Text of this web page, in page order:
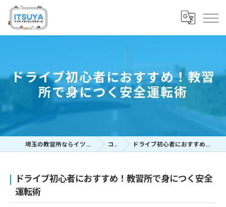
ドライブ初心者におすすめ！教習
所で身につく安全運転術
埼玉の教習所ならイツヤドライビングスクール コラム ドライブ初心者におすすめ！教習所で身につく安全運転術
ドライブ初心者におすすめ！教習所で身につく安全
運転術